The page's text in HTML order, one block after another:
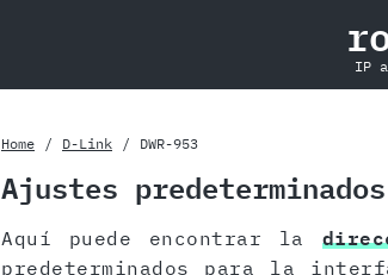
IP
Home D-Link DWR-953
Ajustes
Aquí puede encontrar la
predeterminados para la